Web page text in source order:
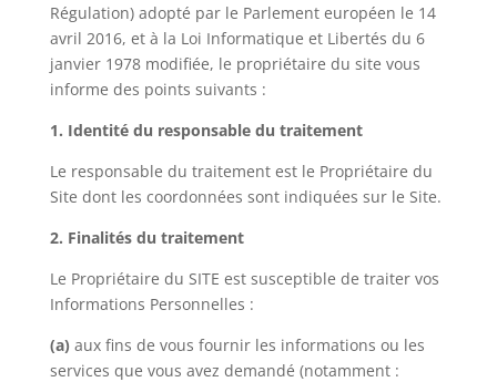
Régulation) adopté par le Parlement européen le 14
avril 2016, et à la Loi Informatique et Libertés du 6
janvier 1978 modifiée, le propriétaire du site vous
informe des points suivants :
1. Identité du responsable du traitement
Le responsable du traitement est le Propriétaire du
Site dont les coordonnées sont indiquées sur le Site.
2. Finalités du traitement
Le Propriétaire du SITE est susceptible de traiter vos
Informations Personnelles :
(a) aux fins de vous fournir les informations ou les
services que vous avez demandé (notamment :